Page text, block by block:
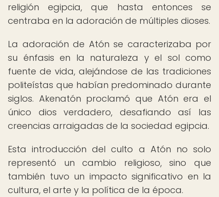
religión egipcia, que hasta entonces se
centraba en la adoración de múltiples dioses.
La adoración de Atón se caracterizaba por
su énfasis en la naturaleza y el sol como
fuente de vida, alejándose de las tradiciones
politeístas que habían predominado durante
siglos. Akenatón proclamó que Atón era el
único dios verdadero, desafiando así las
creencias arraigadas de la sociedad egipcia.
Esta introducción del culto a Atón no solo
representó un cambio religioso, sino que
también tuvo un impacto significativo en la
cultura, el arte y la política de la época.